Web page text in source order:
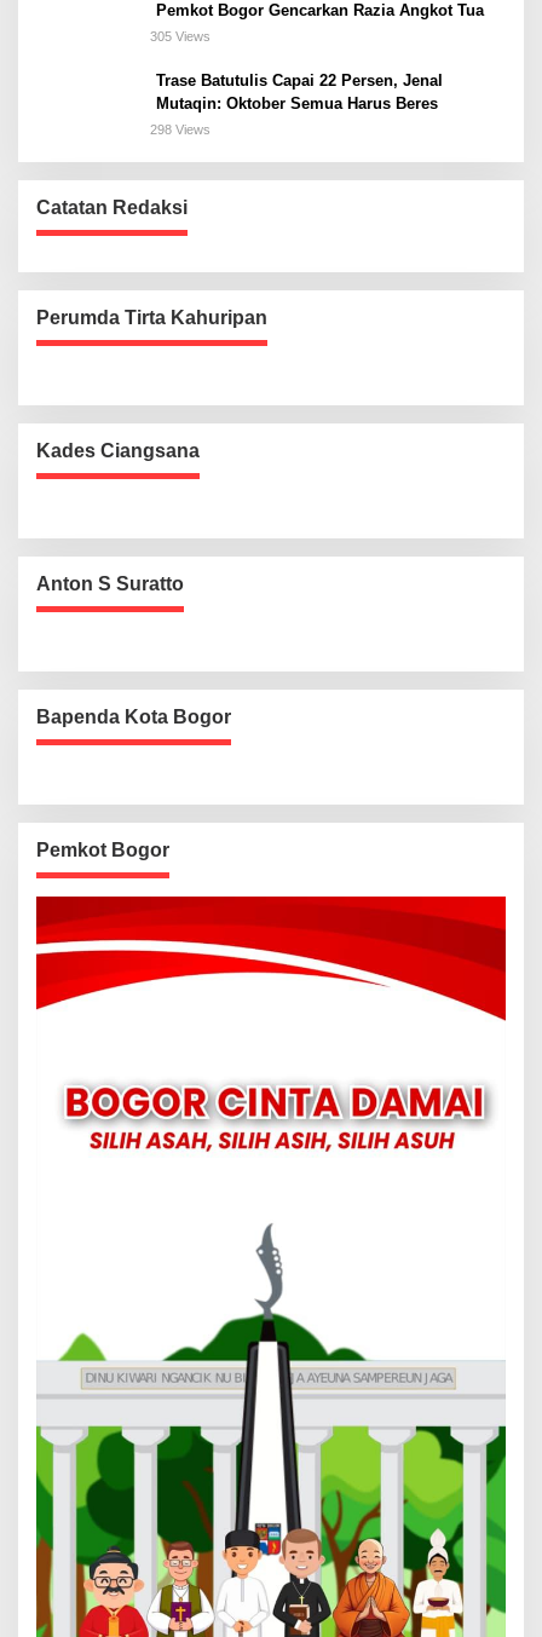
Pemkot Bogor Gencarkan Razia Angkot Tua
305 Views
Trase Batutulis Capai 22 Persen, Jenal
Mutaqin: Oktober Semua Harus Beres
298 Views
Catatan Redaksi
Perumda Tirta Kahuripan
Kades Ciangsana
Anton S Suratto
Bapenda Kota Bogor
Pemkot Bogor